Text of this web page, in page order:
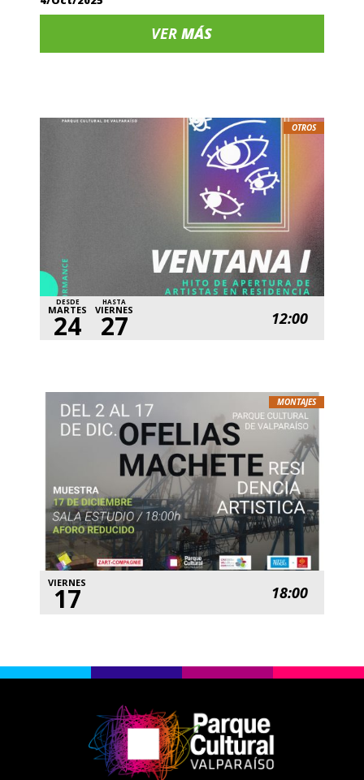
VERMÁS
OTROS
DESDE
MARTES
24
HASTA
VIERNES
27 12:00
MONTAJES
VIERNES
17 18:00